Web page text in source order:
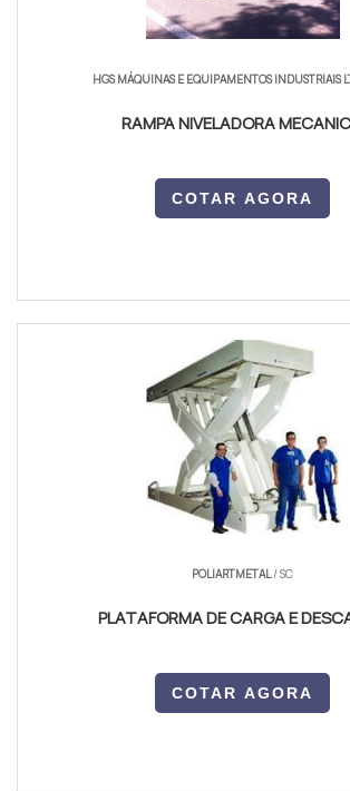
HGS MÁQUINAS E EQUIPAMENTOS INDUSTRIAIS
RAMPA NIVELADORA
COTAR AGORA
POLIARTMETAL/ SC
PLATAFORMA DE CARGA E
COTAR AGORA